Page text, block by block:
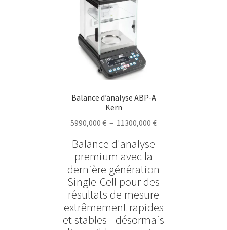
Balance d’analyse ABP-A
Kern
5990,000 € – 11300,000 €Plage
à
11300,000 €
Balance d'analyse
premium avec la
dernière génération
Single-Cell pour des
résultats de mesure
extrêmement rapides
et stables - désormais